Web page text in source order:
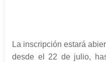
La inscripción estará
desde el 22 de julio,